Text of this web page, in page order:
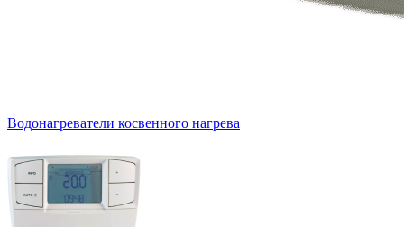
Водонагреватели косвенного нагрева